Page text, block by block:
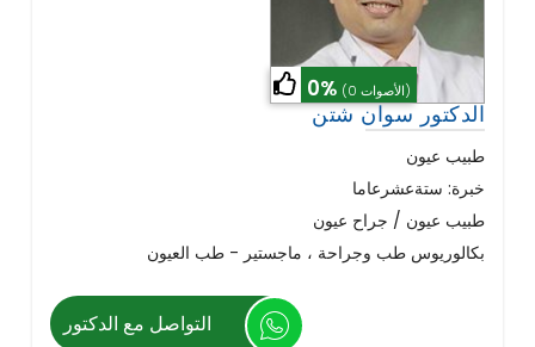
0% (0 الأصوات)
الدكتور سوان شتن
طبيب عيون
خبرة: ستةعشرعاما
طبيب عيون / جراح عيون
بكالوريوس طب وجراحة ، ماجستير - طب العيون
التواصل مع الدكتور